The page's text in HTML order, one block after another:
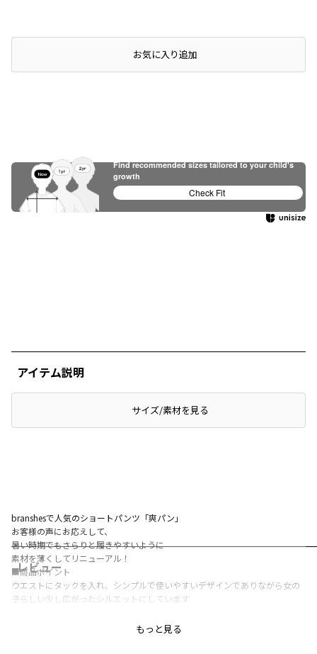
レビュー
店頭在庫を確認するお気に入り追加
アイテム説明
サイズ/素材を見る
branshesで人気のショートパンツ「爽パン」
お客様の声にお応えして、
暑い時期でもさらりと履きやすいように
素材を薄くしてリニューアル！
■商品ポイント
ウエストにタックを入れ、シンプルで使いやすいデザインでありながら女の
子らしい少し広がったシルエットにしています
シワになりにくく扱いやすい素材！もっと見る
Find recommended sizes tailored to your child's
growth
Check Fit